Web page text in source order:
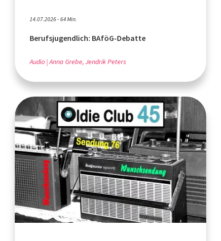
14.07.2026 - 64 Min.
Berufsjugendlich: BAföG-Debatte
Audio Anna Grebe, Jendrik Peters